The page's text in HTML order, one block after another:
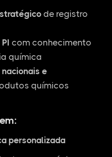
de registro
com conhecimento
química
e
químicos
personalizada